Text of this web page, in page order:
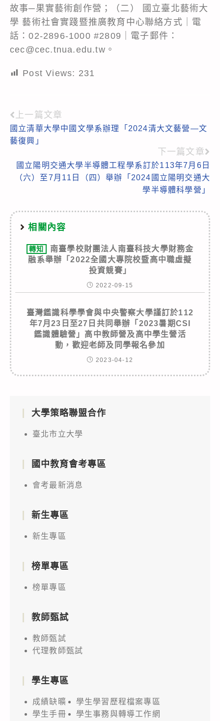
故事─果實藝術創作營；（二） 國立臺北藝術大
學 藝術社會實踐暨推廣教育中心聯絡方式｜電
話：02-2896-1000 #2809｜電子郵件：
cec@cec.tnua.edu.tw。
Post Views: 231
Read
more
上一篇文章
國立清華大學中國文學系辦理「2024清大文藝營—文
藝復興」
下一篇文章
國立陽明交通大學半導體工程學系訂於113年7月6日
（六）至7月11日（四）舉辦「2024國立陽明交通大
學半導體科學營」
相關內容
轉知
南臺學校財團法人南臺科技大學財務金
融系舉辦「2022全國大專院校暨高中職虛擬
投資競賽」
2022-09-15
臺灣鑑識科學學會與中央警察大學謹訂於112
年7月23日至27日共同舉辦「2023暑期CSI
鑑識體驗營」高中教師營及高中學生營活
動，歡迎老師及同學報名參加
2023-04-12
大學策略聯盟合作
臺北市立大學
國中教育會考專區
會考最新消息
新生專區
新生專區
榜單專區
榜單專區
教師甄試
教師甄試
代理教師甄試
學生專區
成績缺曠
學生學習歷程檔案專區
學生手冊
學生事務與轉導工作網